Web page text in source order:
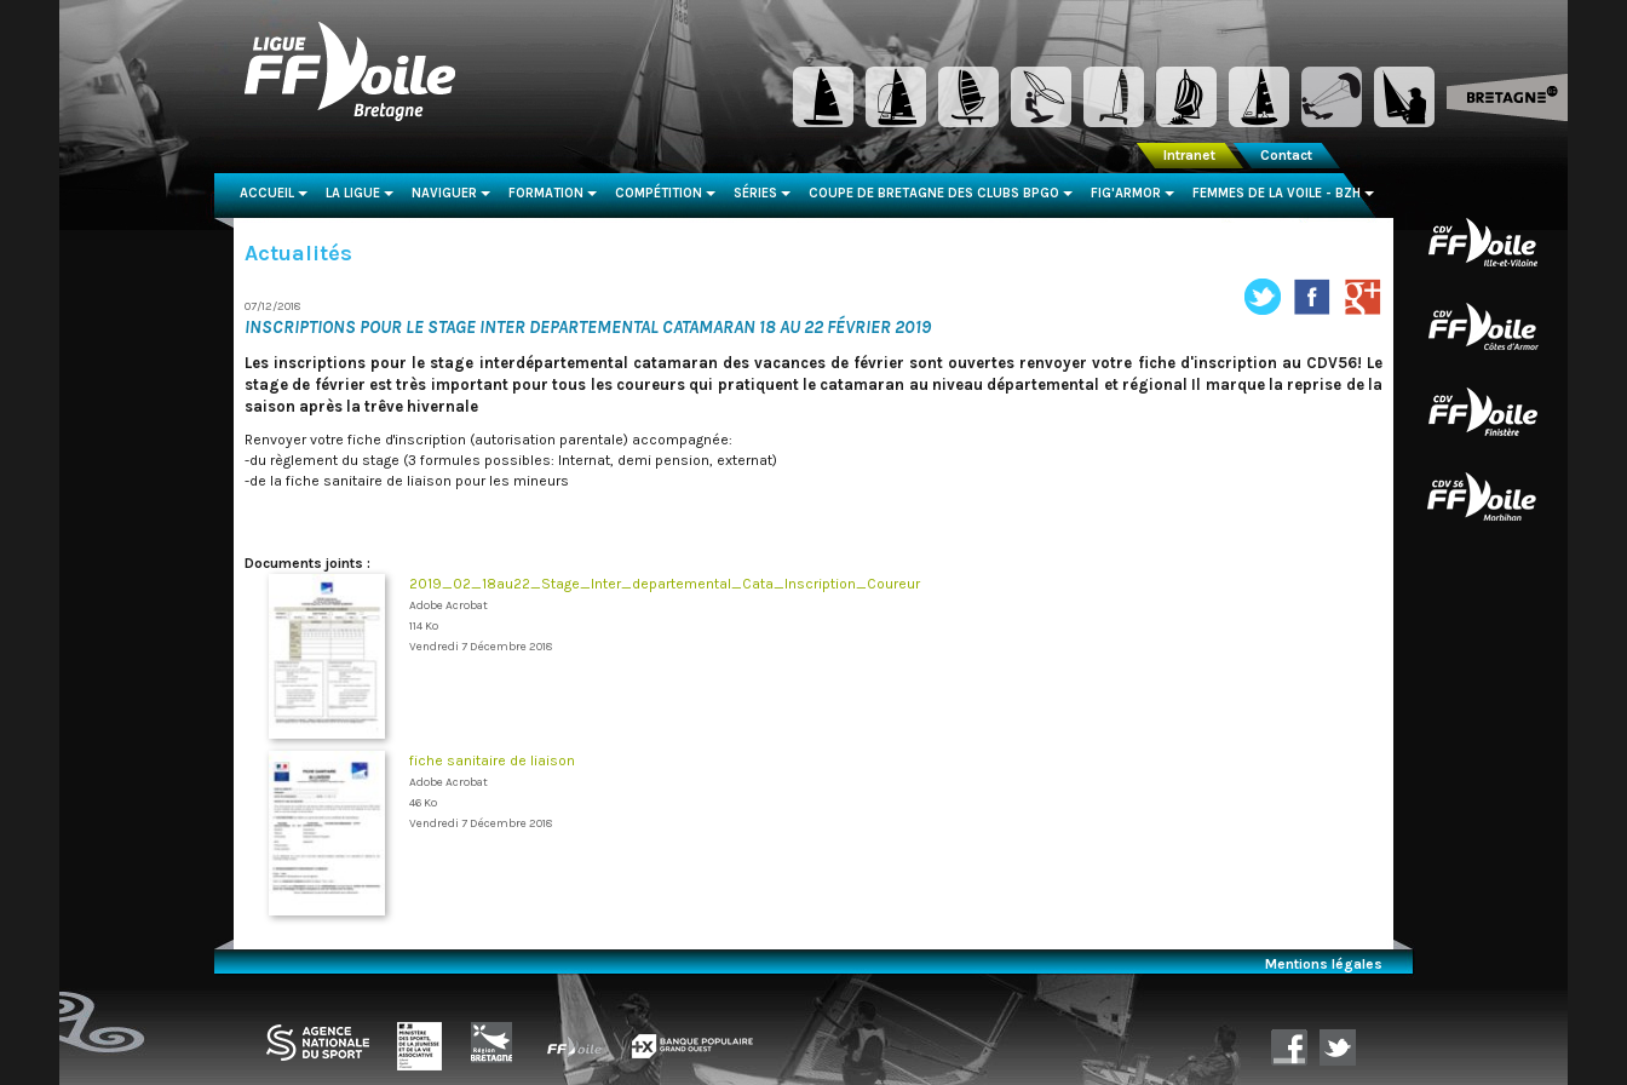
Actualités
07/12/2018
INSCRIPTIONS POUR LE STAGE INTER DEPARTEMENTAL CATAMARAN 18 AU 22 FÉVRIER 2019
Les inscriptions pour le stage interdépartemental catamaran des vacances de février sont ouvertes renvoyer votre fiche d'inscription au CDV56! Le
stage de février est très important pour tous les coureurs qui pratiquent le catamaran au niveau départemental et régional Il marque la reprise de la
saison après la trêve hivernale
Renvoyer votre fiche d'inscription (autorisation parentale) accompagnée:
-du règlement du stage (3 formules possibles: Internat, demi pension, externat)
-de la fiche sanitaire de liaison pour les mineurs
Documents joints :
2019_02_18au22_Stage_Inter_departemental_Cata_Inscription_Coureur
Adobe Acrobat
114 Ko
Vendredi 7 Décembre 2018
fiche sanitaire de liaison
Adobe Acrobat
46 Ko
Vendredi 7 Décembre 2018
Mentions légales
Contact
Intranet
ACCUEIL
...
LA LIGUE
...
NAVIGUER
...
FORMATION
...
COMPÉTITION
...
SÉRIES
...
COUPE DE BRETAGNE DES CLUBS BPGO
...
FIG'ARMOR
...
FEMMES DE LA VOILE - BZH
...